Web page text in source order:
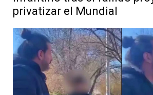
privatizar el Mundial